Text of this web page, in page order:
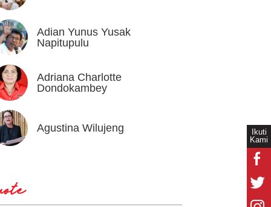
Ikuti
Kami
Adian Yunus Yusak
Napitupulu
Adriana Charlotte
Dondokambey
Agustina Wilujeng Andi